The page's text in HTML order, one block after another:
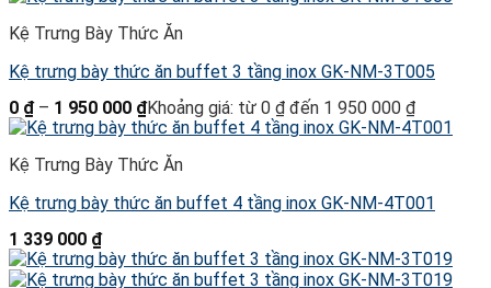
Kệ Trưng Bày Thức Ăn
Kệ trưng bày thức ăn buffet 3 tầng inox GK-NM-3T005
0 ₫ – 1 950 000 ₫Khoảng giá: từ 0 ₫ đến 1 950 000 ₫
Kệ Trưng Bày Thức Ăn
Kệ trưng bày thức ăn buffet 4 tầng inox GK-NM-4T001
1 339 000 ₫